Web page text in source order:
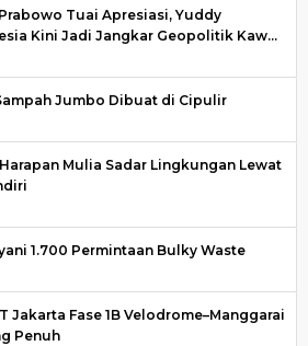
Tuai Apresiasi, Yuddy
Kini Jadi Jangkar Geopolitik Kaw…
Jumbo Dibuat di Cipulir
Mulia Sadar Lingkungan Lewat
1.700 Permintaan Bulky Waste
Jakarta Fase 1B Velodrome–Manggarai
Penuh